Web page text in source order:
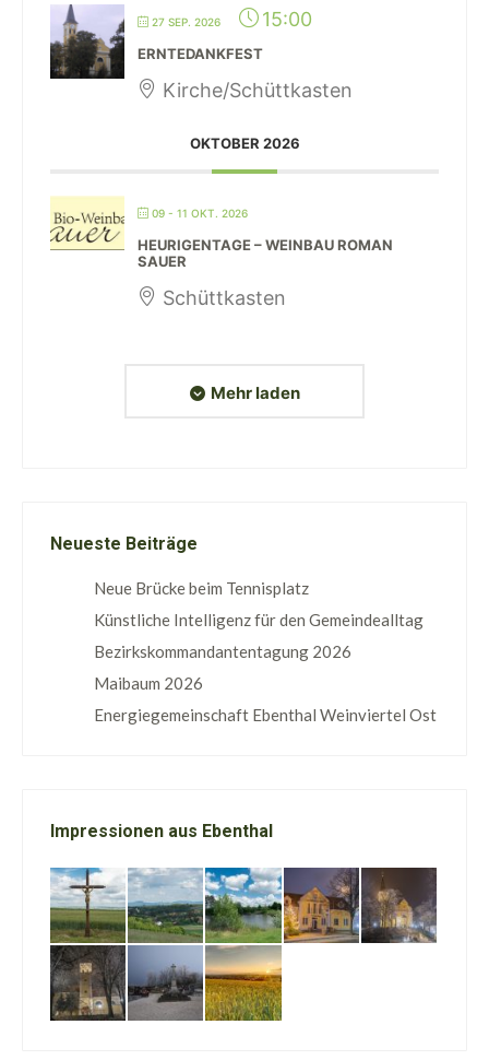
27 SEP. 2026 15:00
ERNTEDANKFEST
Kirche/Schüttkasten
OKTOBER 2026
09 - 11 OKT. 2026
HEURIGENTAGE – WEINBAU ROMAN
SAUER
Schüttkasten
Mehr laden
Neueste Beiträge
Neue Brücke beim Tennisplatz
Künstliche Intelligenz für den Gemeindealltag
Bezirkskommandantentagung 2026
Maibaum 2026
Energiegemeinschaft Ebenthal Weinviertel Ost
Impressionen aus Ebenthal